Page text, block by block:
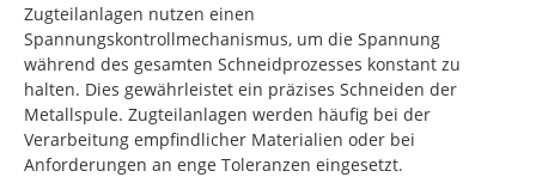
Zugteilanlagen nutzen einen
Spannungskontrollmechanismus, um die Spannung
während des gesamten Schneidprozesses konstant zu
halten. Dies gewährleistet ein präzises Schneiden der
Metallspule. Zugteilanlagen werden häufig bei der
Verarbeitung empfindlicher Materialien oder bei
Anforderungen an enge Toleranzen eingesetzt.